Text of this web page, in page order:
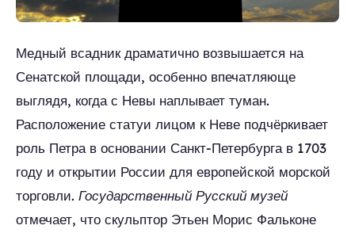
Медный всадник драматично возвышается на
Сенатской площади, особенно впечатляюще
выглядя, когда с Невы наплывает туман.
Расположение статуи лицом к Неве подчёркивает
роль Петра в основании Санкт-Петербурга в 1703
году и открытии России для европейской морской
торговли. Государственный Русский музей
отмечает, что скульптор Этьен Морис Фальконе